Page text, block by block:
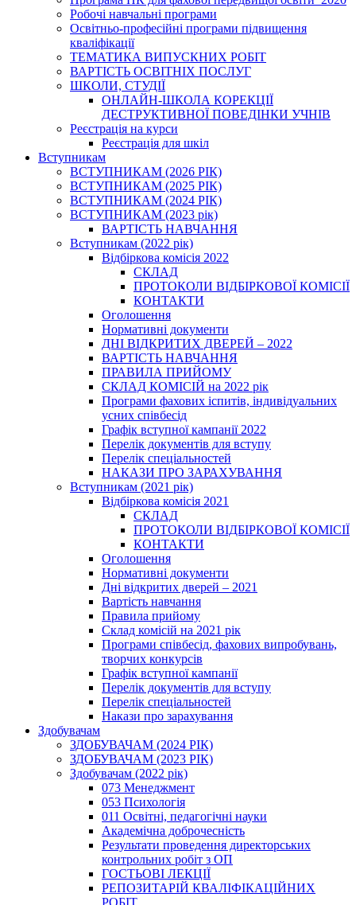
Робочі навчальні програми
Освітньо-професійні програми підвищення
кваліфікації
ТЕМАТИКА ВИПУСКНИХ РОБІТ
ВАРТІСТЬ ОСВІТНІХ ПОСЛУГ
ШКОЛИ, СТУДІЇ
ОНЛАЙН-ШКОЛА КОРЕКЦІЇ
ДЕСТРУКТИВНОЇ ПОВЕДІНКИ УЧНІВ
Реєстрація на курси
Реєстрація для шкіл
Вступникам
ВСТУПНИКАМ (2026 РІК)
ВСТУПНИКАМ (2025 РІК)
ВСТУПНИКАМ (2024 РІК)
ВСТУПНИКАМ (2023 рік)
ВАРТІСТЬ НАВЧАННЯ
Вступникам (2022 рік)
Відбіркова комісія 2022
СКЛАД
ПРОТОКОЛИ ВІДБІРКОВОЇ КОМІСІЇ
КОНТАКТИ
Оголошення
Нормативні документи
ДНІ ВІДКРИТИХ ДВЕРЕЙ – 2022
ВАРТІСТЬ НАВЧАННЯ
ПРАВИЛА ПРИЙОМУ
СКЛАД КОМІСІЙ на 2022 рік
Програми фахових іспитів, індивідуальних
усних співбесід
Графік вступної кампанії 2022
Перелік документів для вступу
Перелік спеціальностей
НАКАЗИ ПРО ЗАРАХУВАННЯ
Вступникам (2021 рік)
Відбіркова комісія 2021
СКЛАД
ПРОТОКОЛИ ВІДБІРКОВОЇ КОМІСІЇ
КОНТАКТИ
Оголошення
Нормативні документи
Дні відкритих дверей – 2021
Вартість навчання
Правила прийому
Склад комісій на 2021 рік
Програми співбесід, фахових випробувань,
творчих конкурсів
Графік вступної кампанії
Перелік документів для вступу
Перелік спеціальностей
Накази про зарахування
Здобувачам
ЗДОБУВАЧАМ (2024 РІК)
ЗДОБУВАЧАМ (2023 РІК)
Здобувачам (2022 рік)
073 Менеджмент
053 Психологія
011 Освітні, педагогічні науки
Академічна доброчесність
Результати проведення директорських
контрольних робіт з ОП
ГОСТЬОВІ ЛЕКЦІЇ
РЕПОЗИТАРІЙ КВАЛІФІКАЦІЙНИХ
РОБІТ